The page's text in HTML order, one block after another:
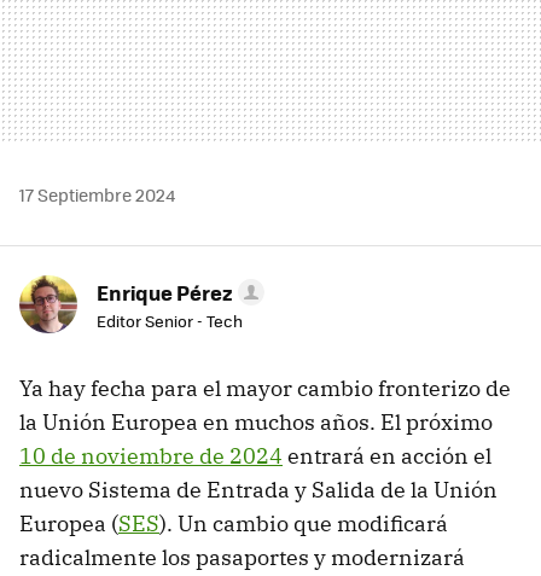
17 Septiembre 2024
Enrique Pérez
Editor Senior - Tech
Ya hay fecha para el mayor cambio fronterizo de
la Unión Europea en muchos años. El próximo
10 de noviembre de 2024 entrará en acción el
nuevo Sistema de Entrada y Salida de la Unión
Europea (SES). Un cambio que modificará
radicalmente los pasaportes y modernizará